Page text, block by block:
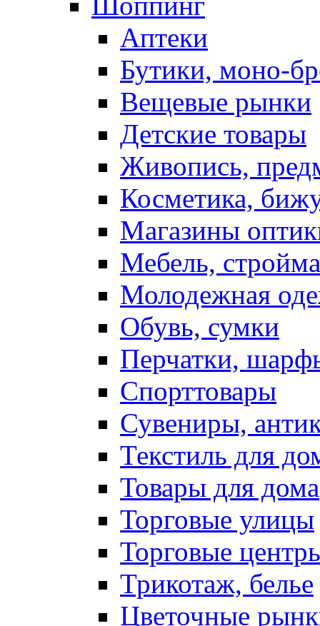
Аптеки
Бутики, моно-
Вещевые рынки
Детские товары
Живопись,
Косметика,
Магазины
Мебель,
Молодежная
Обувь, сумки
Перчатки,
Спорттовары
Сувениры,
Текстиль для
Товары для дома
Торговые улицы
Торговые
Трикотаж, белье
Цветочные